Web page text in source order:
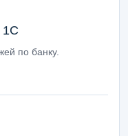
1С
по банку.